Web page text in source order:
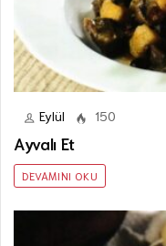
Eylül 150
Ayvalı Et
DEVAMINI OKU